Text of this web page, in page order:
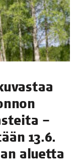
–
13.6.
aluetta